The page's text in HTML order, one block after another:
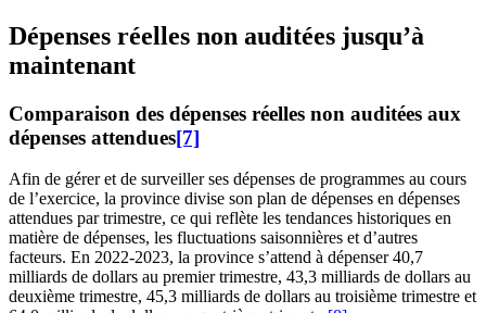
Dépenses réelles non auditées jusqu’à
maintenant
Comparaison des dépenses réelles non auditées aux
dépenses attendues[7]
Afin de gérer et de surveiller ses dépenses de programmes au cours
de l’exercice, la province divise son plan de dépenses en dépenses
attendues par trimestre, ce qui reflète les tendances historiques en
matière de dépenses, les fluctuations saisonnières et d’autres
facteurs. En 2022-2023, la province s’attend à dépenser 40,7
milliards de dollars au premier trimestre, 43,3 milliards de dollars au
deuxième trimestre, 45,3 milliards de dollars au troisième trimestre et